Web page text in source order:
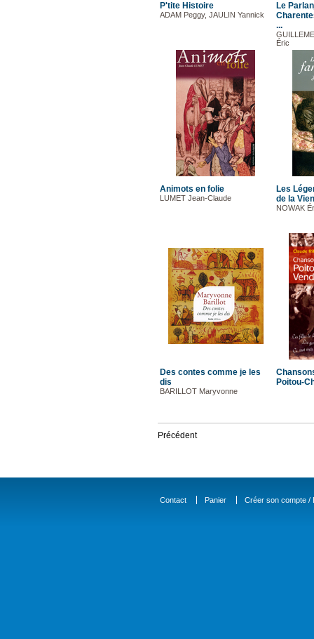
P'tite Histoire
ADAM Peggy, JAULIN Yannick
Le
...
Éric
Animots en folie
LUMET Jean-Claude
Les
de la
NOWAK
Des contes comme je les
dis
BARILLOT Maryvonne
Poitou-
Précédent
Contact Panier Créer son compte /